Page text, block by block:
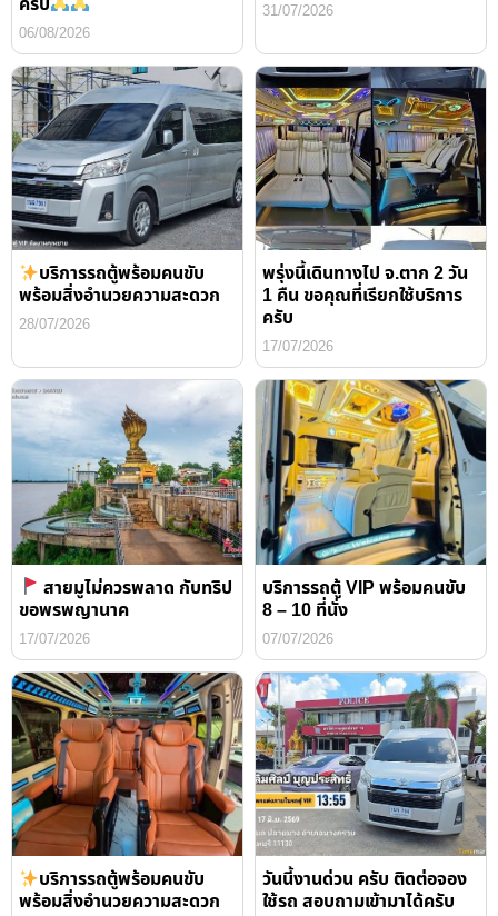
06/08/2026
31/07/2026
บริการรถตู้พร้อมคนขับ
พร้อมสิ่งอำนวยความสะดวก
28/07/2026
พรุ่งนี้เดินทางไป จ.ตาก 2 วัน
1 คืน ขอคุณที่เรียกใช้บริการ
ครับ
17/07/2026
สายมูไม่ควรพลาด กับทริป
ขอพรพญานาค
17/07/2026
บริการรถตู้ VIP พร้อมคนขับ
8 – 10 ที่นั่ง
07/07/2026
บริการรถตู้พร้อมคนขับ
พร้อมสิ่งอำนวยความสะดวก
วันนี้งานด่วน ครับ ติดต่อจอง
ใช้รถ สอบถามเข้ามาได้ครับ